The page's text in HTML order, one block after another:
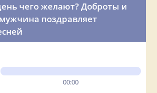
чего желают? Доброты и
поздравляет
00:00